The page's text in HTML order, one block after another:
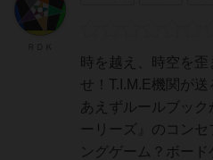
時を越え、時空を
せ！T.I.M.E機関が
あえずルールブック
ーリーズ』のコン
ングゲーム？ボー